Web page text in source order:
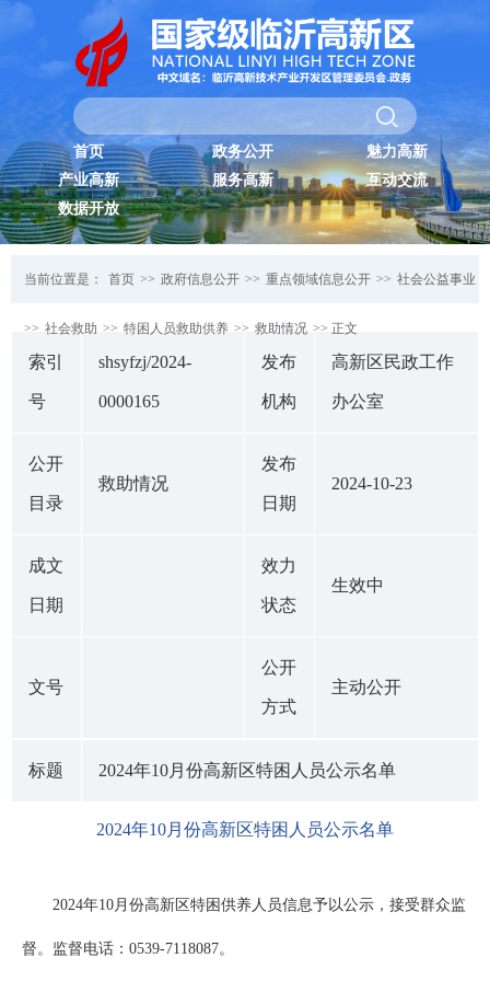
首页 政务公开
魅力高新
产业高新
服务高新
互动交流
数据开放
当前位置是： 首页 >> 政府信息公开 >> 重点领域信息公开 >> 社会公益事业
>> 社会救助 >> 特困人员救助供养 >> 救助情况 >> 正文
索引
号
shsyfzj/2024-
0000165
发布
机构
高新区民政工作
办公室
公开
目录
救助情况
发布
日期
2024-10-23
成文
日期
效力
状态
生效中
文号
公开
方式
主动公开
标题 2024年10月份高新区特困人员公示名单
2024年10月份高新区特困人员公示名单
2024年10月份高新区特困供养人员信息予以公示，接受群众监
督。监督电话：0539-7118087。